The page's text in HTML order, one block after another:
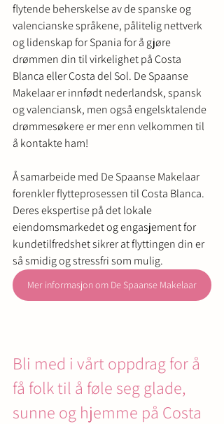
flytende beherskelse av de spanske og
valencianske språkene, pålitelig nettverk
og lidenskap for Spania for å gjøre
drømmen din til virkelighet på Costa
Blanca eller Costa del Sol. De Spaanse
Makelaar er innfødt nederlandsk, spansk
og valenciansk, men også engelsktalende
drømmesøkere er mer enn velkommen til
å kontakte ham!
Å samarbeide med De Spaanse Makelaar
forenkler flytteprosessen til Costa Blanca.
Deres ekspertise på det lokale
eiendomsmarkedet og engasjement for
kundetilfredshet sikrer at flyttingen din er
så smidig og stressfri som mulig.
Mer informasjon om De Spaanse Makelaar
Bli med i vårt oppdrag for å
få folk til å føle seg glade,
sunne og hjemme på Costa